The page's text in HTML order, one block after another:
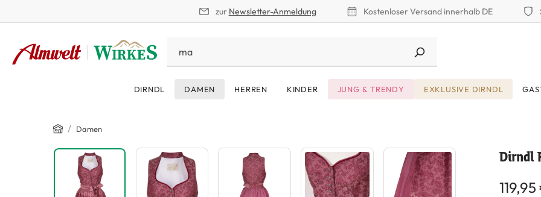
zur Newsletter-Anmeldung Kostenloser Versand innerhalb DE
DIRNDL DAMEN HERREN KINDER JUNG & TRENDY EXKLUSIVE DIRNDL
Home
/ Damen
Bildergalerie überspringen Dirndl